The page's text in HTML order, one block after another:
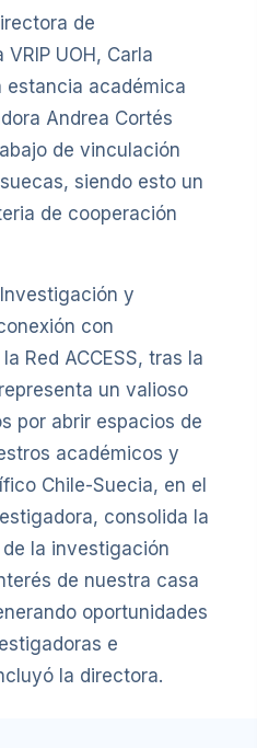
de
UOH, Carla
estancia académica
Andrea Cortés
de vinculación
siendo esto un
de cooperación
y
con
Red ACCESS, tras la
un valioso
por abrir espacios de
académicos y
Chile-Suecia, en el
consolida la
la investigación
de nuestra casa
oportunidades
e
la directora.